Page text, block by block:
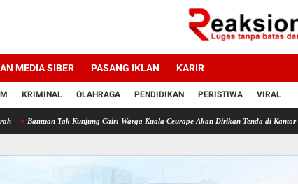
MEDIA SIBER PASANG IKLAN KARIR
KRIMINAL OLAHRAGA PENDIDIKAN PERISTIWA VIRAL
Tak Kunjung Cair: Warga Kuala Ceurape Akan Dirikan Tenda di Kantor BPBD